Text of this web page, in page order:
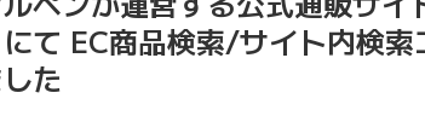
て EC商品検索/サイト内検
た